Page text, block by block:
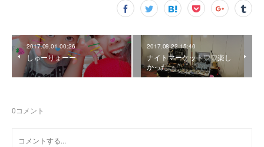
2017.09.01 00:26
しゅーりょーー
2017.08.22 15:40
ナイトマーケット♡♡楽し
かった
0コメント